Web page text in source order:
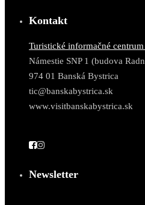
Kontakt
Turistické informačné
Námestie SNP 1 (budova
974 01 Banská Bystrica
tic@banskabystrica.sk
www.visitbanskabystrica.sk
Newsletter